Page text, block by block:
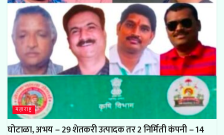
महाराष्ट्र
घोटाळा, अभय – 29 शेतकरी उत्पादक तर 2 निर्मिती कंपनी – 14